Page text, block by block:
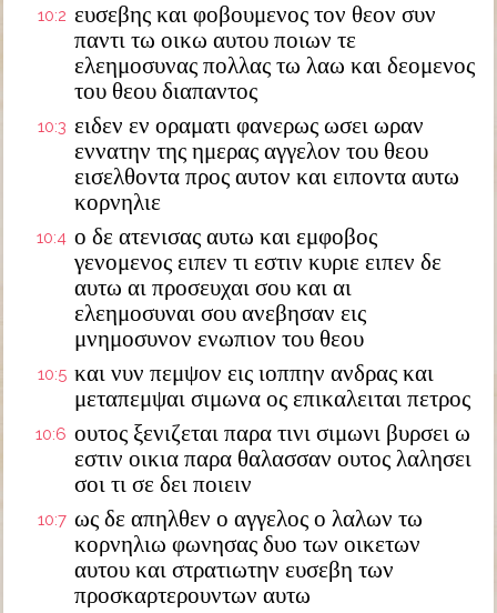
10:2 ευσεβης και φοβουμενος τον θεον συν
παντι τω οικω αυτου ποιων τε
ελεημοσυνας πολλας τω λαω και δεομενος
του θεου διαπαντος
10:3 ειδεν εν οραματι φανερως ωσει ωραν
εννατην της ημερας αγγελον του θεου
εισελθοντα προς αυτον και ειποντα αυτω
κορνηλιε
10:4 ο δε ατενισας αυτω και εμφοβος
γενομενος ειπεν τι εστιν κυριε ειπεν δε
αυτω αι προσευχαι σου και αι
ελεημοσυναι σου ανεβησαν εις
μνημοσυνον ενωπιον του θεου
10:5 και νυν πεμψον εις ιοππην ανδρας και
μεταπεμψαι σιμωνα ος επικαλειται πετρος
10:6 ουτος ξενιζεται παρα τινι σιμωνι βυρσει ω
εστιν οικια παρα θαλασσαν ουτος λαλησει
σοι τι σε δει ποιειν
10:7 ως δε απηλθεν ο αγγελος ο λαλων τω
κορνηλιω φωνησας δυο των οικετων
αυτου και στρατιωτην ευσεβη των
προσκαρτερουντων αυτω